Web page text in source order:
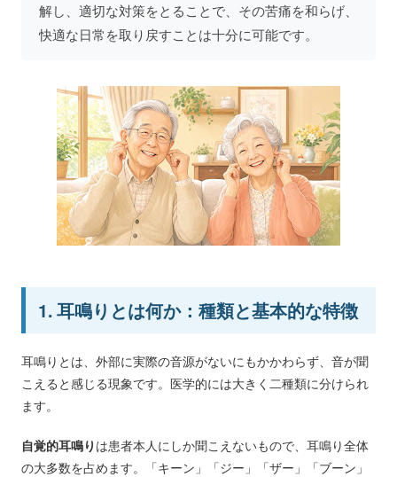
解し、適切な対策をとることで、その苦痛を和らげ、
快適な日常を取り戻すことは十分に可能です。
1. 耳鳴りとは何か：種類と基本的な特徴
耳鳴りとは、外部に実際の音源がないにもかかわらず、音が聞
こえると感じる現象です。医学的には大きく二種類に分けられ
ます。
自覚的耳鳴り は患者本人にしか聞こえないもので、耳鳴り全体
の大多数を占めます。「キーン」「ジー」「ザー」「ブーン」